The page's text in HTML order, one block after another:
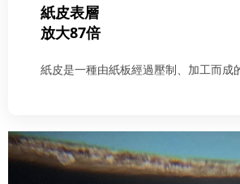
紙皮表層
放大87倍
紙皮是一種由紙板經過壓制、加工而成